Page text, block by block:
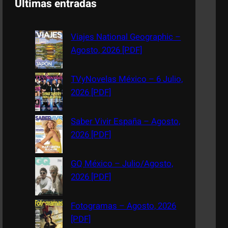
Últimas entradas
Viajes National Geographic –
Agosto, 2026 [PDF]
TVyNovelas México – 6 Julio,
2026 [PDF]
Saber Vivir España – Agosto,
2026 [PDF]
GQ México – Julio/Agosto,
2026 [PDF]
Fotogramas – Agosto, 2026
[PDF]